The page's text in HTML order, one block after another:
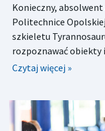
Konieczny,
Politechnice
szkieletu
rozpoznawać obiekty
Czytaj więcej »